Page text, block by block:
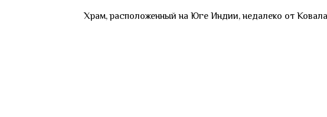
Храм, расположенный на Юге Индии, недалеко от